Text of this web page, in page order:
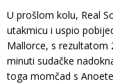
U prošlom kolu, Real
utakmicu i uspio
Mallorce, s rezultatom
minuti sudačke
toga momčad s